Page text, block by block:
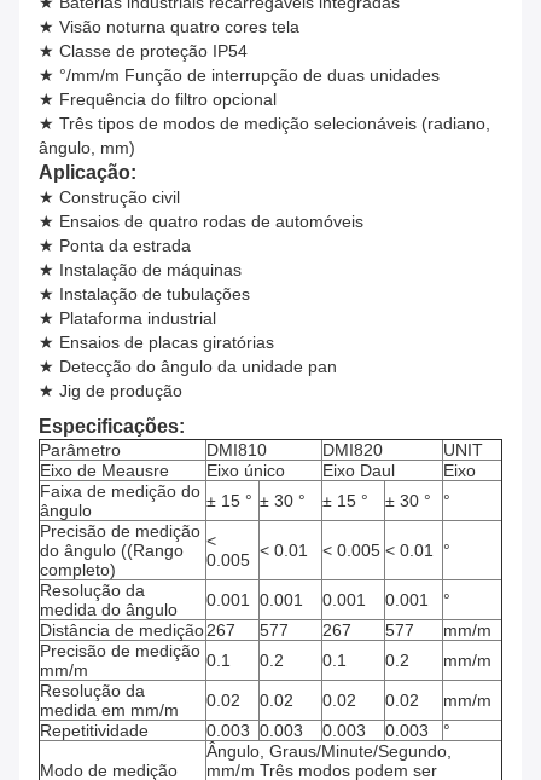
★ Visão noturna quatro cores tela
★ Classe de proteção IP54
★ °/mm/m Função de interrupção de duas unidades
★ Frequência do filtro opcional
★ Três tipos de modos de medição selecionáveis (radiano,
ângulo, mm)
Aplicação:
★ Construção civil
★ Ensaios de quatro rodas de automóveis
★ Ponta da estrada
★ Instalação de máquinas
★ Instalação de tubulações
★ Plataforma industrial
★ Ensaios de placas giratórias
★ Detecção do ângulo da unidade pan
★ Jig de produção
Especificações:
Parâmetro DMI810 DMI820
UNIT
Eixo de Meausre
Eixo único Eixo Daul
Eixo
Faixa de medição do
ângulo
± 15 ° ± 30 ° ± 15 ° ± 30 °
°
Precisão de medição
do ângulo ((Rango
completo)
<
0.005 < 0.01 < 0.005 < 0.01 °
Resolução da
medida do ângulo
0.001 0.001 0.001 0.001
°
Distância de medição267 577 267 577
mm/m
Precisão de medição
mm/m
0.1 0.2 0.1 0.2
mm/m
Resolução da
medida em mm/m
0.02 0.02 0.02 0.02
mm/m
Repetitividade
0.003 0.003 0.003 0.003 °
Modo de medição
Ângulo, Graus/Minute/Segundo,
mm/m Três modos podem ser